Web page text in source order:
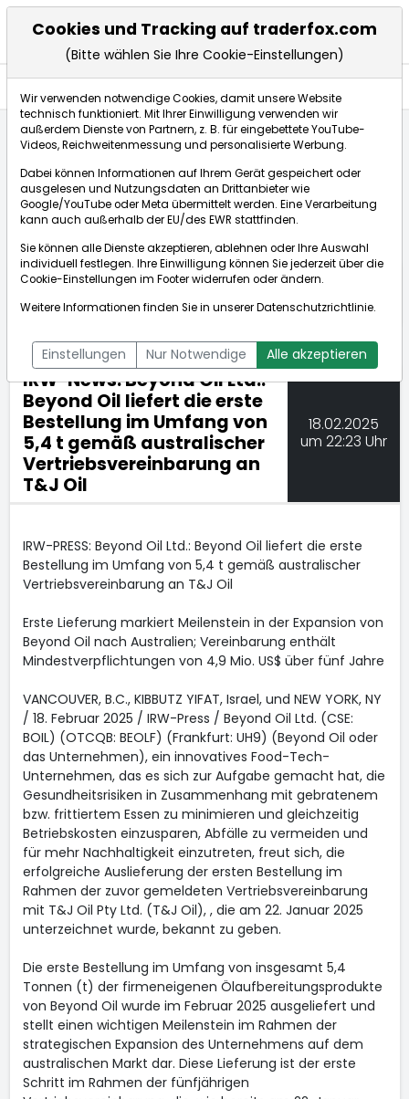
IRW-News: Beyond Oil Ltd.: Beyond Oil liefert die...
dpa-AFX Compact
ÜBERSICHT DPA-AFX PROFEED
DPA-AFX COMPACT
NEWSBOT
IRW-News: Beyond Oil Ltd.:
Beyond Oil liefert die erste
Bestellung im Umfang von
5,4 t gemäß australischer
Vertriebsvereinbarung an
T&J Oil
18.02.2025
um 22:23 Uhr
IRW-PRESS: Beyond Oil Ltd.: Beyond Oil liefert die erste
Bestellung im Umfang von 5,4 t gemäß australischer
Vertriebsvereinbarung an T&J Oil
Erste Lieferung markiert Meilenstein in der Expansion von
Beyond Oil nach Australien; Vereinbarung enthält
Mindestverpflichtungen von 4,9 Mio. US$ über fünf Jahre
VANCOUVER, B.C., KIBBUTZ YIFAT, Israel, und NEW YORK, NY
/ 18. Februar 2025 / IRW-Press / Beyond Oil Ltd. (CSE:
BOIL) (OTCQB: BEOLF) (Frankfurt: UH9) (Beyond Oil oder
das Unternehmen), ein innovatives Food-Tech-
Unternehmen, das es sich zur Aufgabe gemacht hat, die
Gesundheitsrisiken in Zusammenhang mit gebratenem
bzw. frittiertem Essen zu minimieren und gleichzeitig
Betriebskosten einzusparen, Abfälle zu vermeiden und
für mehr Nachhaltigkeit einzutreten, freut sich, die
erfolgreiche Auslieferung der ersten Bestellung im
Rahmen der zuvor gemeldeten Vertriebsvereinbarung
mit T&J Oil Pty Ltd. (T&J Oil), , die am 22. Januar 2025
unterzeichnet wurde, bekannt zu geben.
Die erste Bestellung im Umfang von insgesamt 5,4
Tonnen (t) der firmeneigenen Ölaufbereitungsprodukte
von Beyond Oil wurde im Februar 2025 ausgeliefert und
stellt einen wichtigen Meilenstein im Rahmen der
strategischen Expansion des Unternehmens auf dem
australischen Markt dar. Diese Lieferung ist der erste
Schritt im Rahmen der fünfjährigen
Cookies und Tracking auf traderfox.com
(Bitte wählen Sie Ihre Cookie-Einstellungen)
Wir verwenden notwendige Cookies, damit unsere Website
technisch funktioniert. Mit Ihrer Einwilligung verwenden wir
außerdem Dienste von Partnern, z. B. für eingebettete YouTube-
Videos, Reichweitenmessung und personalisierte Werbung.
Dabei können Informationen auf Ihrem Gerät gespeichert oder
ausgelesen und Nutzungsdaten an Drittanbieter wie
Google/YouTube oder Meta übermittelt werden. Eine Verarbeitung
kann auch außerhalb der EU/des EWR stattfinden.
Sie können alle Dienste akzeptieren, ablehnen oder Ihre Auswahl
individuell festlegen. Ihre Einwilligung können Sie jederzeit über die
Cookie-Einstellungen im Footer widerrufen oder ändern.
Weitere Informationen finden Sie in unsererDatenschutzrichtlinie.
Einstellungen Nur Notwendige Alle akzeptieren